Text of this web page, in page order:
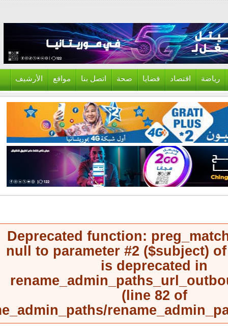
اقتصاد قضايا صحة اتصل بنا مواقع الأرشيف
Deprecated function:
null to parameter #2 ($subject)
is deprecated in
(line82of